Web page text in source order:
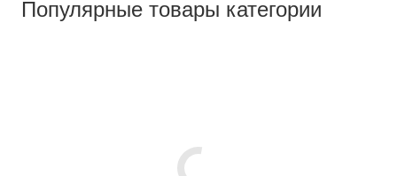
Популярные товары категории